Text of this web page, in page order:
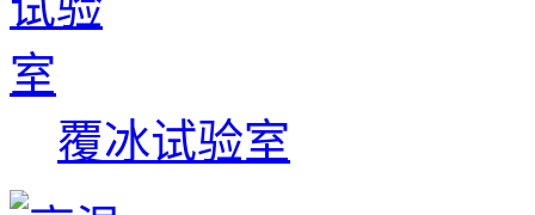
覆冰试验室